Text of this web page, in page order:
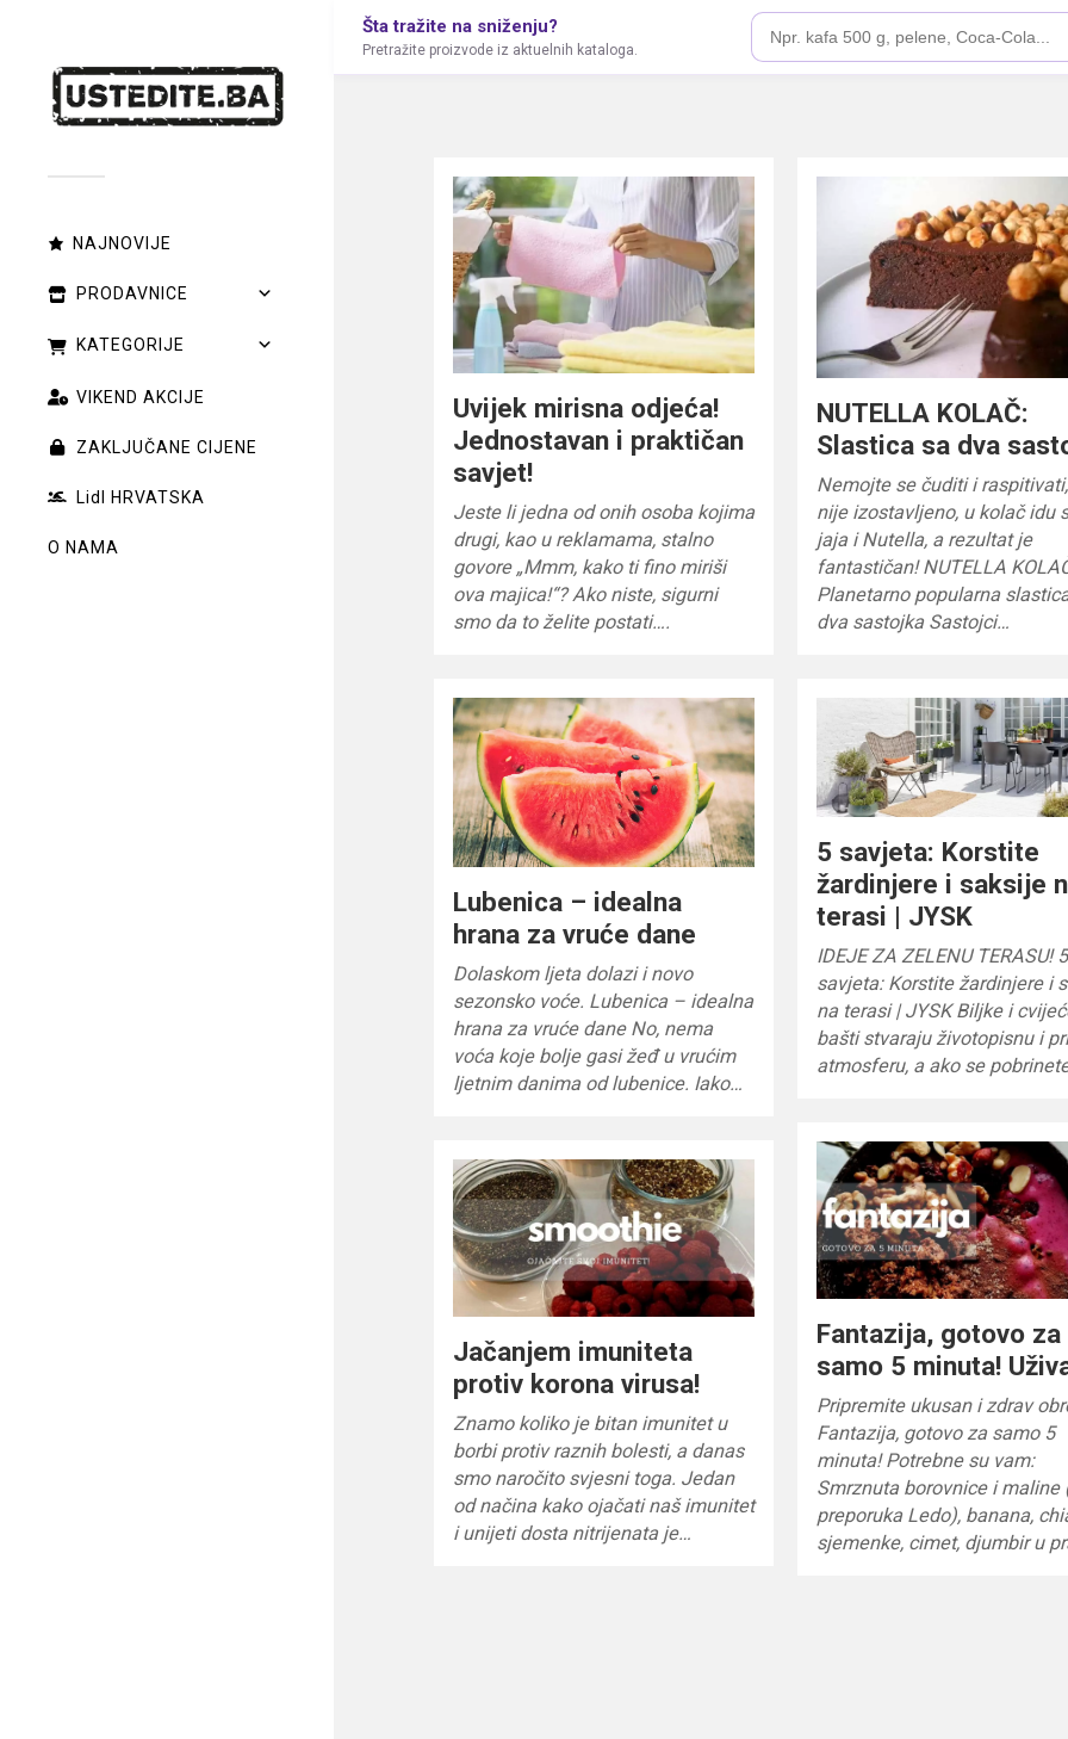
NAJNOVIJE
PRODAVNICE
KATEGORIJE
VIKEND AKCIJE
ZAKLJUČANE CIJENE
Lidl HRVATSKA
O NAMA
Šta tražite na sniženju?
Pretražite proizvode iz aktuelnih kataloga.
Uvijek mirisna odjeća!
Jednostavan i praktičan
savjet!
Jeste li jedna od onih osoba kojima
drugi, kao u reklamama, stalno
govore „Mmm, kako ti fino miriši
ova majica!“? Ako niste, sigurni
smo da to želite postati….
NUTELLA KOLAČ:
Slastica sa dva
Nemojte se čuditi i
nije izostavljeno, u kolač idu
jaja i Nutella, a rezultat je
fantastičan! NUTELLA
Planetarno popularna
dva sastojka Sastojci…
Lubenica – idealna
hrana za vruće dane
Dolaskom ljeta dolazi i novo
sezonsko voće. Lubenica – idealna
hrana za vruće dane No, nema
voća koje bolje gasi žeđ u vrućim
ljetnim danima od lubenice. Iako…
5 savjeta: Korstite
žardinjere i saksije
terasi | JYSK
IDEJE ZA ZELENU TERASU! 5
savjeta: Korstite žardinjere i
na terasi | JYSK Biljke i
bašti stvaraju životopisnu i
atmosferu, a ako se
Fantazija, gotovo za
samo 5 minuta!
Pripremite ukusan i zdrav
Fantazija, gotovo za samo 5
minuta! Potrebne su vam:
Smrznuta borovnice i maline
preporuka Ledo), banana,
sjemenke, cimet, djumbir u
Jačanjem imuniteta
protiv korona virusa!
Znamo koliko je bitan imunitet u
borbi protiv raznih bolesti, a danas
smo naročito svjesni toga. Jedan
od načina kako ojačati naš imunitet
i unijeti dosta nitrijenata je…